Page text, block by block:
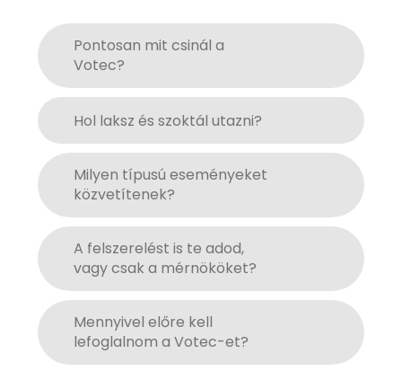
Pontosan mit csinál a
Votec?
Hol laksz és szoktál utazni?
Milyen típusú eseményeket
közvetítenek?
A felszerelést is te adod,
vagy csak a mérnököket?
Mennyivel előre kell
lefoglalnom a Votec-et?